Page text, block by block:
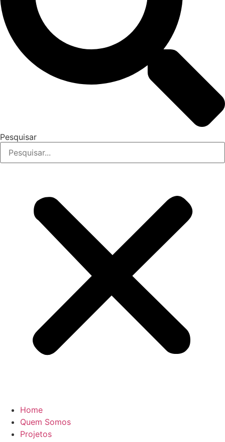
Pesquisar
Home
Quem Somos
Projetos